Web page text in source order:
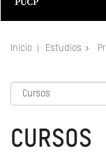
Inicio Estudios
CURSOS